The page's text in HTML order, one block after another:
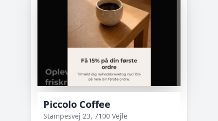
Piccolo Coffee
Stampesvej 23, 7100 Vejle